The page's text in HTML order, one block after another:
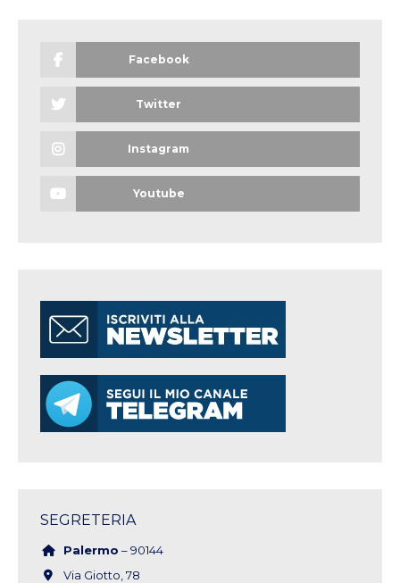
Facebook
Twitter
Instagram
Youtube
SEGRETERIA
Palermo – 90144
Via Giotto, 78